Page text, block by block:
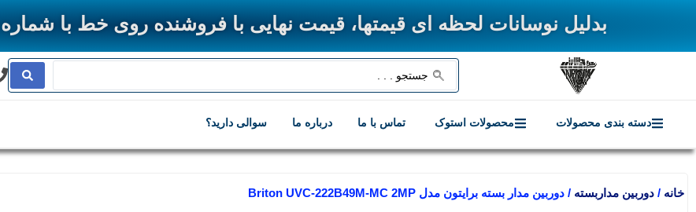
بدلیل نوسانات لحظه ای قیمتها، قیمت نهایی با فروشنده روی خط با شماره تلفن 8-33361275-028
دسته بندی محصولات محصولات استوک تماس با ما درباره ما سوالی دارید؟
خانه / دوربین مداربسته / دوربین مدار بسته برایتون مدل Briton UVC-222B49M-MC 2MP